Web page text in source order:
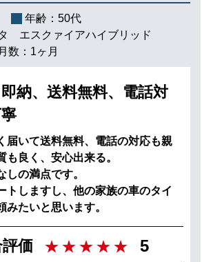
年齢： 50代
エスクァイアハイブリッド
数： 1ヶ月
納、送料無料、電話対
届いて送料無料、電話の対応も親
も良く、安心出来る。
しの満点です。
トしますし、他の家族の車のタイ
みたいと思います。
価 5